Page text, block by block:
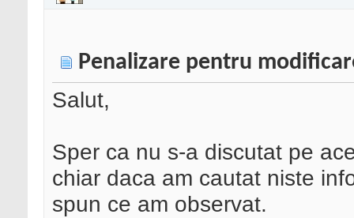
Penalizare pentru
Salut,
Sper ca nu s-a discutat pe
chiar daca am cautat niste
spun ce am observat.